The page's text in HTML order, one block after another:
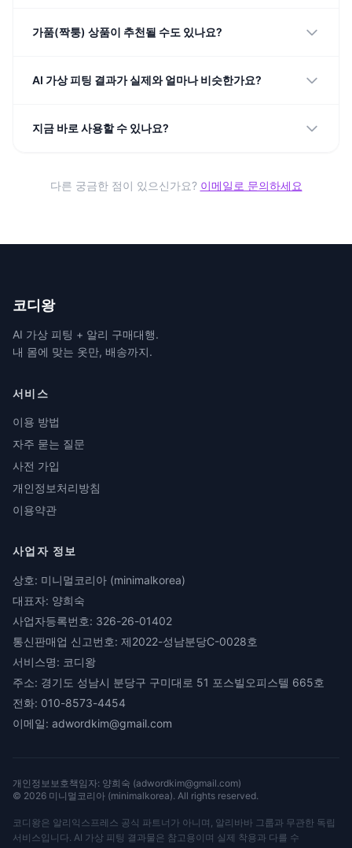
가품(짝퉁) 상품이 추천될 수도 있나요?
AI 가상 피팅 결과가 실제와 얼마나 비슷한가요?
지금 바로 사용할 수 있나요?
다른 궁금한 점이 있으신가요? 이메일로 문의하세요
코디왕
AI 가상 피팅 + 알리 구매대행.
내 몸에 맞는 옷만, 배송까지.
서비스
이용 방법
자주 묻는 질문
사전 가입
개인정보처리방침
이용약관
사업자 정보
상호: 미니멀코리아 (minimalkorea)
대표자: 양희숙
사업자등록번호: 326-26-01402
통신판매업 신고번호: 제2022-성남분당C-0028호
서비스명: 코디왕
주소: 경기도 성남시 분당구 구미대로 51 포스빌오피스텔 665호
전화: 010-8573-4454
이메일: adwordkim@gmail.com
개인정보보호책임자: 양희숙 (adwordkim@gmail.com)
© 2026 미니멀코리아 (minimalkorea). All rights reserved.
코디왕은 알리익스프레스 공식 파트너가 아니며, 알리바바 그룹과 무관한 독립
서비스입니다. AI 가상 피팅 결과물은 참고용이며 실제 착용과 다를 수